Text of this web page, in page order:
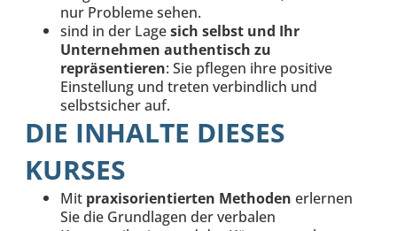
nur Probleme sehen.
sind in der Lagesich selbst und Ihr
Unternehmen authentisch zu
repräsentieren: Sie pflegen ihre positive
Einstellung und treten verbindlich und
selbstsicher auf.
DIE INHALTE DIESES
KURSES
Mit praxisorientierten Methoden erlernen
Sie die Grundlagen der verbalen